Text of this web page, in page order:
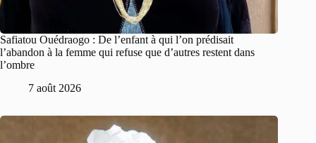
Safiatou Ouédraogo : De l’enfant à qui l’on prédisait
l’abandon à la femme qui refuse que d’autres restent dans
l’ombre
7 août 2026